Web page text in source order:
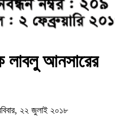
লাবলু আনসারের
২২ জুলাই ২০১৮